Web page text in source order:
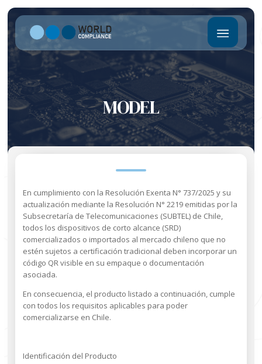
MODEL
En cumplimiento con la Resolución Exenta N° 737/2025 y su
actualización mediante la Resolución N° 2219 emitidas por la
Subsecretaría de Telecomunicaciones (SUBTEL) de Chile,
todos los dispositivos de corto alcance (SRD)
comercializados o importados al mercado chileno que no
estén sujetos a certificación tradicional deben incorporar un
código QR visible en su empaque o documentación
asociada.
En consecuencia, el producto listado a continuación, cumple
con todos los requisitos aplicables para poder
comercializarse en Chile.
Identificación del Producto